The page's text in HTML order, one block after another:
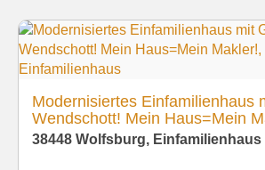
Modernisiertes Einfamilienhaus
Wendschott! Mein Haus=Mein
38448 Wolfsburg, Einfamilienhaus